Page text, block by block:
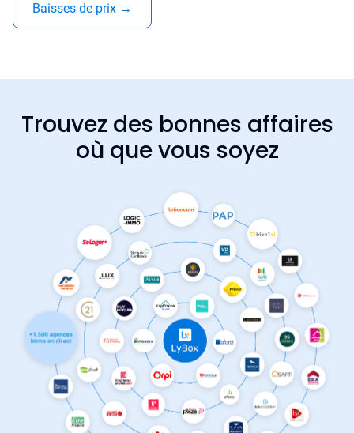
Baisses de prix →
Trouvez des bonnes affaires
où que vous soyez